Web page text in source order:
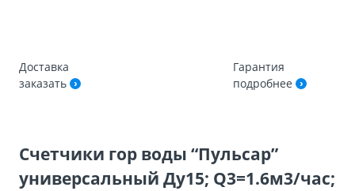
Доставка
заказать
Гарантия
подробнее
Счетчики гор воды “Пульсар”
универсальный Ду15; Q3=1.6м3/час;